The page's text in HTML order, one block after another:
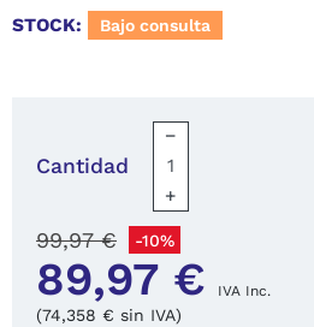
STOCK:
Bajo consulta
Cantidad
−
+
89,97 € IVA Inc.
99,97 € -10%
(74,358 € sin IVA)